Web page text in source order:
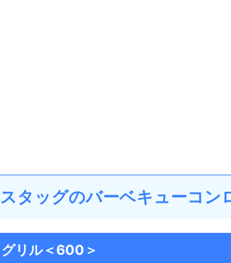
タッグのバーベキューコン
リル＜600＞